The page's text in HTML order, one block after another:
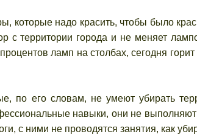
которые надо красить, чтобы было
с территории города и не меняет
ламп на столбах, сегодня
по его словам, не умеют убирать
навыки, они не выполняют
с ними не проводятся занятия, как